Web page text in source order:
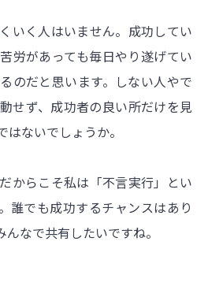
いく人はいません。成功してい
労があっても毎日やり遂げてい
のだと思います。しない人やで
せず、成功者の良い所だけを見
ないでしょうか。
からこそ私は「不言実行」とい
誰でも成功するチャンスはあり
なで共有したいですね。